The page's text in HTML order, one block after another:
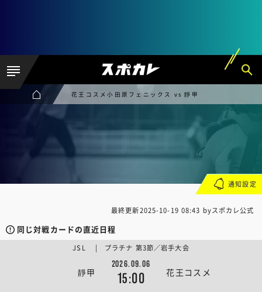
花王コスメ小田原フェニックス vs 靜甲
最終更新2025-10-19 08:43 byスポカレ公式
同じ対戦カードの直近日程
靜甲
2026.09.06
15:00 花王コスメ
JSL | プラチナ 第3節／岩手大会
通知設定